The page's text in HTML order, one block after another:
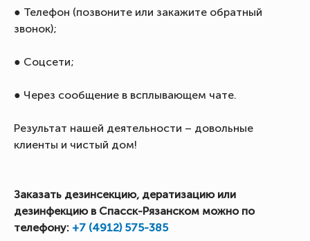
● Телефон (позвоните или закажите обратный
звонок);
● Соцсети;
● Через сообщение в всплывающем чате.
Результат нашей деятельности – довольные
клиенты и чистый дом!
Заказать дезинсекцию, дератизацию или
дезинфекцию в Спасск-Рязанском можно по
телефону: +7 (4912) 575-385